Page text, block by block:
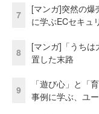
7
[マンガ]突然の
に学ぶECセキュ
8
[マンガ]「うち
置した末路
9
「遊び心」と「
事例に学ぶ、ユ